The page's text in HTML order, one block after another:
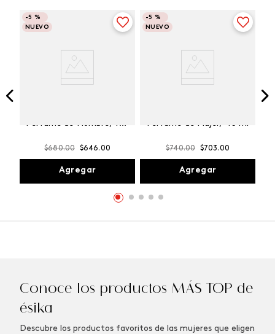
-5 %
NUEVO
Perfume de Hombre, 100
$680.00 $646.00
Agregar
-5 %
NUEVO
Perfume de Mujer, 45 ml
$740.00 $703.00
Agregar
Conoce los productos MÁS TOP de
ésika
Descubre los productos favoritos de las mujeres que eligen